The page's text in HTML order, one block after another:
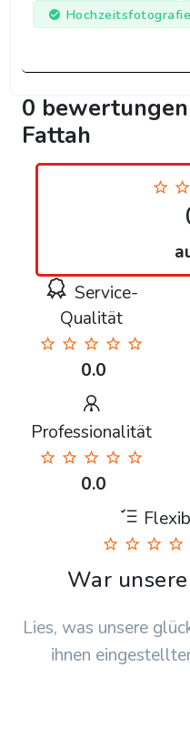
Hochzeitsfotografie
0
Fattah
Service-
Qualität
0.0
Professionalität
0.0
War unsere
Lies, was unsere
ihnen